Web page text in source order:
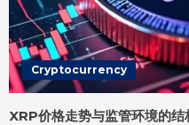
Cryptocurrency
XRP价格走势与监管环境的